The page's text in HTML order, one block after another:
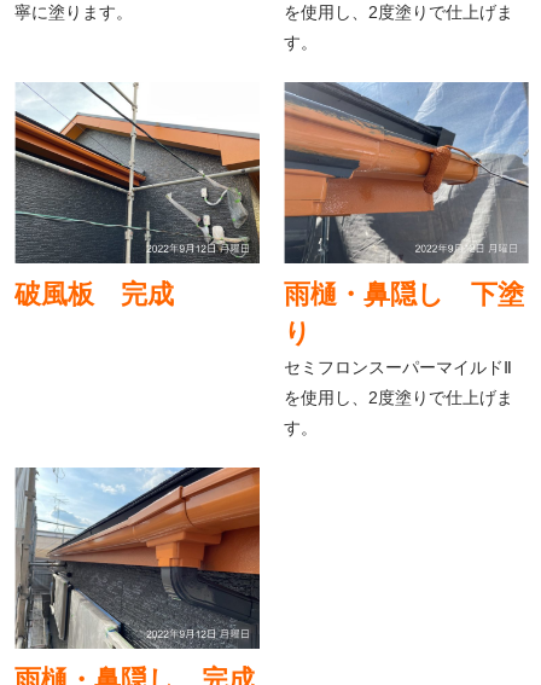
寧に塗ります。
を使用し、2度塗りで仕上げま
す。
破風板 完成
雨樋・鼻隠し 下塗
り
セミフロンスーパーマイルドⅡ
を使用し、2度塗りで仕上げま
す。